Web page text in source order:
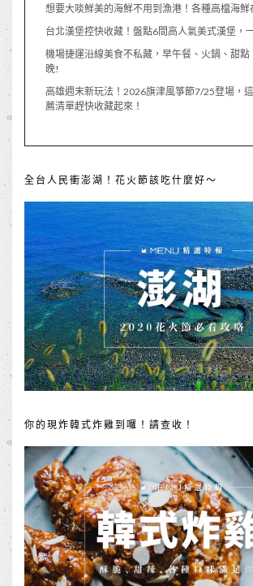
想要大啖鮮美的海鮮不用到漁港！各種高檔海鮮
台北漢堡控快收藏！盤點6間高人氣美式漢堡，
機場捷運沿線美食不私藏，早午餐、火鍋、甜點
晚!
高雄週末新玩法！2026旗津風箏節7/25登場，
薦清單趕快收藏起來！
全台人民衝澎湖！花火節該吃什麼好～
你的現炸韓式炸雞到囉！請查收！